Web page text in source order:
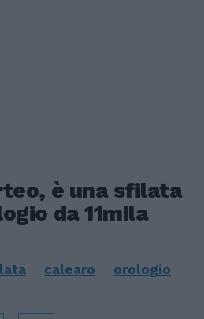
è una sfilata
da 11mila
calearo
orologio